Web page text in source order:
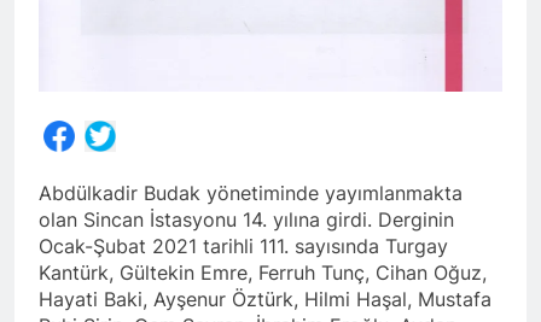
Abdülkadir Budak yönetiminde yayımlanmakta
olan Sincan İstasyonu 14. yılına girdi. Derginin
Ocak-Şubat 2021 tarihli 111. sayısında Turgay
Kantürk, Gültekin Emre, Ferruh Tunç, Cihan Oğuz,
Hayati Baki, Ayşenur Öztürk, Hilmi Haşal, Mustafa